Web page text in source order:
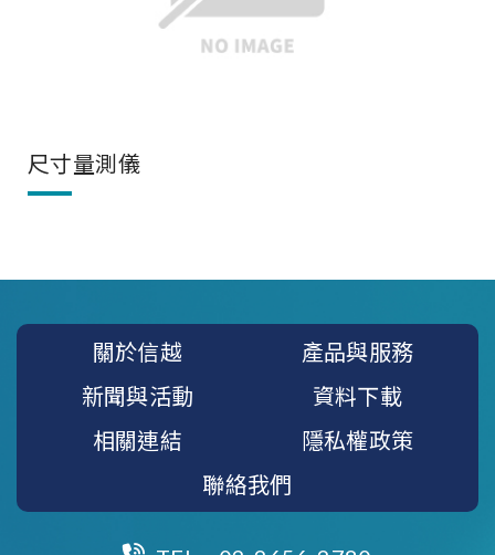
尺寸量測儀
關於信越
產品與服務
新聞與活動
資料下載
相關連結
隱私權政策
聯絡我們